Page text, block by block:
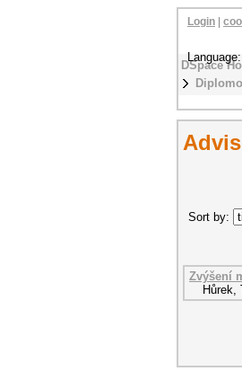
DSpace
Login
Sort by:
Zvýšení
Hůrek,